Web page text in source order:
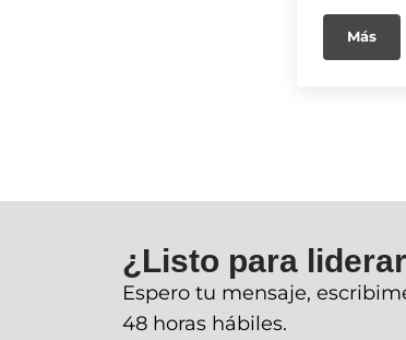
Más
¿Listo para
Espero tu mensaje,
48 horas hábiles.